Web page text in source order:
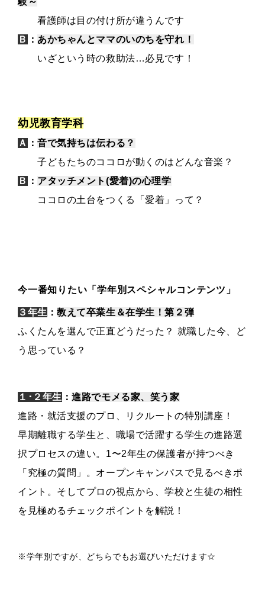
看護師は目の付け所が違うんです
Ｂ
： あかちゃんとママのいのちを守れ！
いざという時の救助法…必見です！
幼児教育学科
Ａ ：音で気持ちは伝わる？
子どもたちのココロが動くのはどんな音楽？
Ｂ
： アタッチメント(愛着)の心理学
ココロの土台をつくる「愛着」って？
今一番知りたい「学年別スペシャルコンテンツ」
３年生 ：教えて卒業生＆在学生！第２弾
ふくたんを選んで正直どうだった？ 就職した今、ど
う思っている？
１･２年生 ：進路でモメる家、笑う家
進路・就活支援のプロ、リクルートの特別講座！
早期離職する学生と、職場で活躍する学生の進路選
択プロセスの違い。1〜2年生の保護者が持つべき
「究極の質問」。オープンキャンパスで見るべきポ
イント。 そしてプロの視点から、学校と生徒の相性
を見極めるチェックポイントを解説！
※学年別ですが、どちらでもお選びいただけます☆